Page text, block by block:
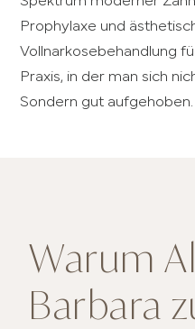
Prophylaxe und
Vollnarkosebehandlung
Praxis, in der man sich
Sondern gut aufgehoben.
Warum
Barbara